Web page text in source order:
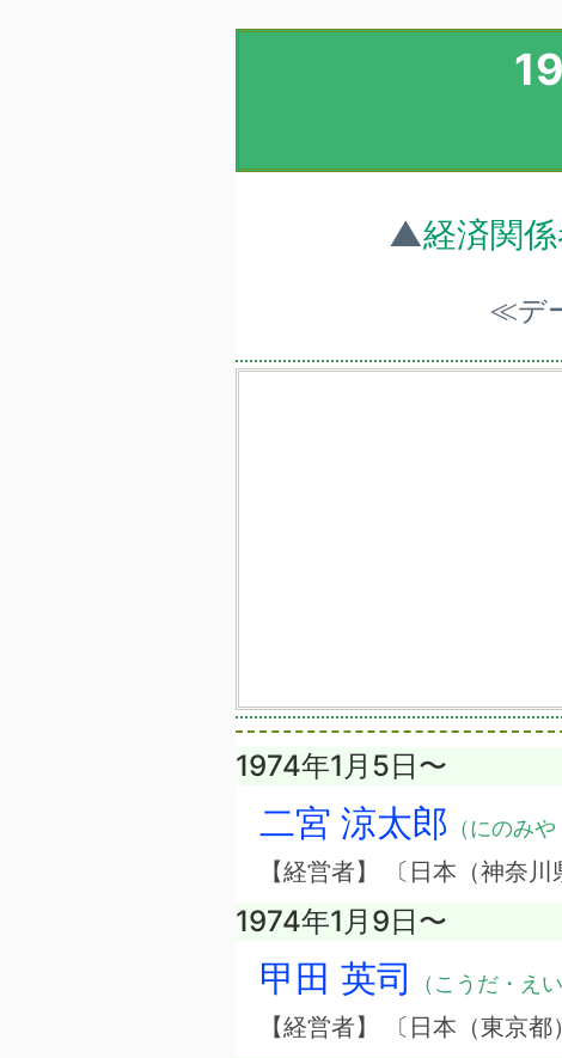
▲経済関
≪デ
1974年1月5日〜
二宮 涼太郎 （にのみ
【経営者】 〔日本（神奈
1974年1月9日〜
甲田 英司 （こうだ・えい
【経営者】 〔日本（東京